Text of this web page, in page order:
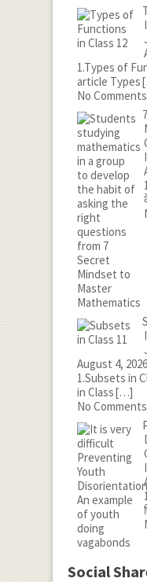
1.Types of
article Types
No Comments
August 4, 2026
1.Subsets in
in Class[…]
No Comments
Social